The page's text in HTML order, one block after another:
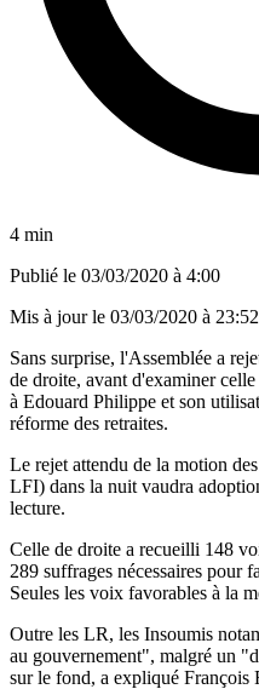
4 min
Publié le 03/03/2020 à 4:00
Mis à jour le 03/03/2020 à 23:52
Sans surprise, l'Assemblée a
de droite, avant d'examiner
à Edouard Philippe et son
réforme des retraites.
Le rejet attendu de la motion
LFI) dans la nuit vaudra
lecture.
Celle de droite a recueilli 148
289 suffrages nécessaires pour
Seules les voix favorables à la
Outre les LR, les Insoumis
au gouvernement", malgré un
sur le fond, a expliqué François